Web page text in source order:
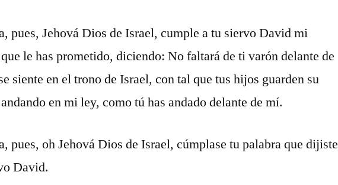
pues, Jehová Dios de Israel, cumple a tu siervo David mi
le has prometido, diciendo: No faltará de ti varón delante de
siente en el trono de Israel, con tal que tus hijos guarden su
en mi ley, como tú has andado delante de mí.
pues, oh Jehová Dios de Israel, cúmplase tu palabra que dijiste
David.